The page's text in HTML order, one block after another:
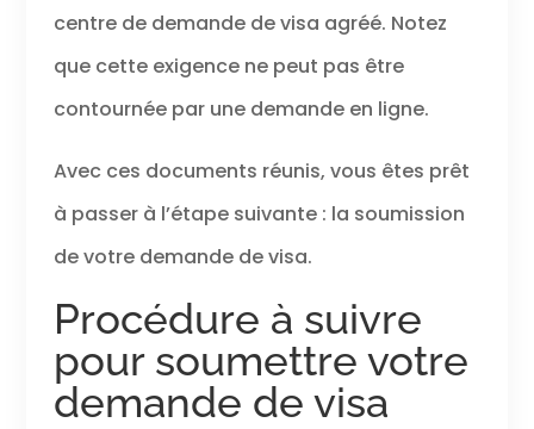
centre de demande de visa agréé. Notez
que cette exigence ne peut pas être
contournée par une demande en ligne.
Avec ces documents réunis, vous êtes prêt
à passer à l’étape suivante : la soumission
de votre demande de visa.
Procédure à suivre
pour soumettre votre
demande de visa